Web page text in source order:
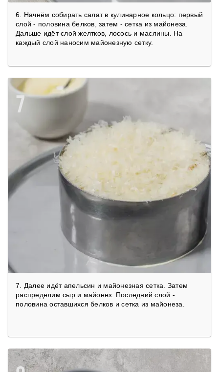
6. Начнём собирать салат в кулинарное кольцо: первый
слой - половина белков, затем - сетка из майонеза.
Дальше идёт слой желтков, лосось и маслины. На
каждый слой наносим майонезную сетку.
7
7. Далее идёт апельсин и майонезная сетка. Затем
распределим сыр и майонез. Последний слой -
половина оставшихся белков и сетка из майонеза.